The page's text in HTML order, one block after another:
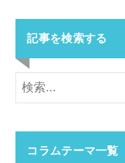
記事を検索する
コラムテーマ一覧